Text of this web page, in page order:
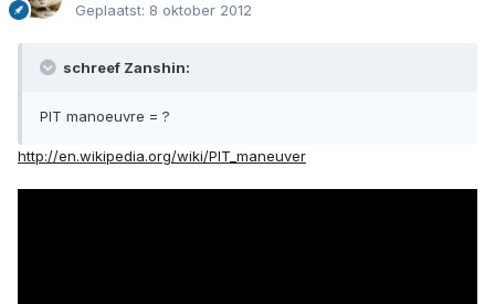
Geplaatst: 8 oktober 2012
schreef Zanshin:
PIT manoeuvre = ?
http://en.wikipedia.org/wiki/PIT_maneuver